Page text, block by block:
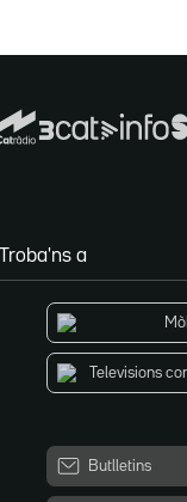
Troba'ns a
Televisions
Butlletins